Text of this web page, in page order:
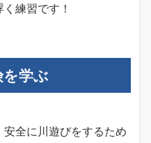
練習です！
を学ぶ
全に川遊びをするため